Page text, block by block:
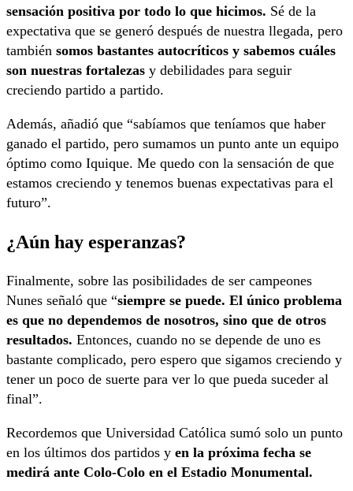
sensación positiva por todo lo que hicimos. Sé de la
expectativa que se generó después de nuestra llegada, pero
también somos bastantes autocríticos y sabemos cuáles
son nuestras fortalezas y debilidades para seguir
creciendo partido a partido.
Además, añadió que “sabíamos que teníamos que haber
ganado el partido, pero sumamos un punto ante un equipo
óptimo como Iquique. Me quedo con la sensación de que
estamos creciendo y tenemos buenas expectativas para el
futuro”.
¿Aún hay esperanzas?
Finalmente, sobre las posibilidades de ser campeones
Nunes señaló que “siempre se puede. El único problema
es que no dependemos de nosotros, sino que de otros
resultados. Entonces, cuando no se depende de uno es
bastante complicado, pero espero que sigamos creciendo y
tener un poco de suerte para ver lo que pueda suceder al
final”.
Recordemos que Universidad Católica sumó solo un punto
en los últimos dos partidos y en la próxima fecha se
medirá ante Colo-Colo en el Estadio Monumental.